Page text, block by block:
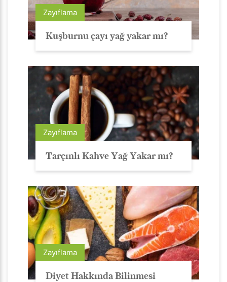
Zayıflama
Kuşburnu çayı yağ yakar mı?
Zayıflama
Tarçınlı Kahve Yağ Yakar mı?
Zayıflama
Diyet Hakkında Bilinmesi